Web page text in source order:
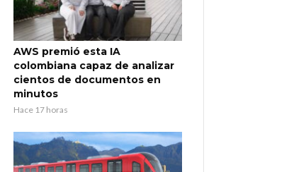
AWS premió esta IA
colombiana capaz de analizar
cientos de documentos en
minutos
Hace 17 horas